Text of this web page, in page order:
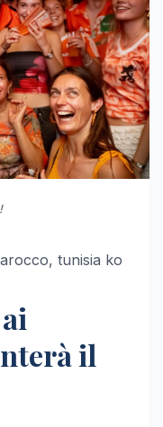
tunisia ko
il